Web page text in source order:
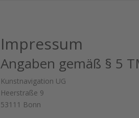
Impressum
Angaben gemäß § 5
Kunstnavigation UG
Heerstraße 9
53111 Bonn